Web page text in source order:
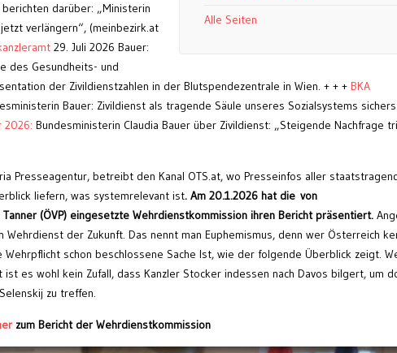
Alle Seiten
darüber: „Ministerin
verlängern“, (meinbezirk.at
29. Juli 2026 Bauer:
des Gesundheits- und
der Zivildienstzahlen in der Blutspendezentrale in Wien. + + + BKA
Bauer: Zivildienst als tragende Säule unseres Sozialsystems
2026: Bundesministerin Claudia Bauer über Zivildienst: „Steigende Nachfrage
Presseagentur, betreibt den Kanal OTS.at, wo Presseinfos aller
liefern, was systemrelevant ist. Am 20.1.2026 hat die von
(ÖVP) eingesetzte Wehrdienstkommission ihren Bericht präsentiert.
Wehrdienst der Zukunft. Das nennt man Euphemismus, denn wer Österreich
Wehrpflicht schon beschlossene Sache Ist, wie der folgende Überblick zeigt.
ist es wohl kein Zufall, dass Kanzler Stocker indessen nach Davos bilgert, um
zu treffen.
zum Bericht der Wehrdienstkommission